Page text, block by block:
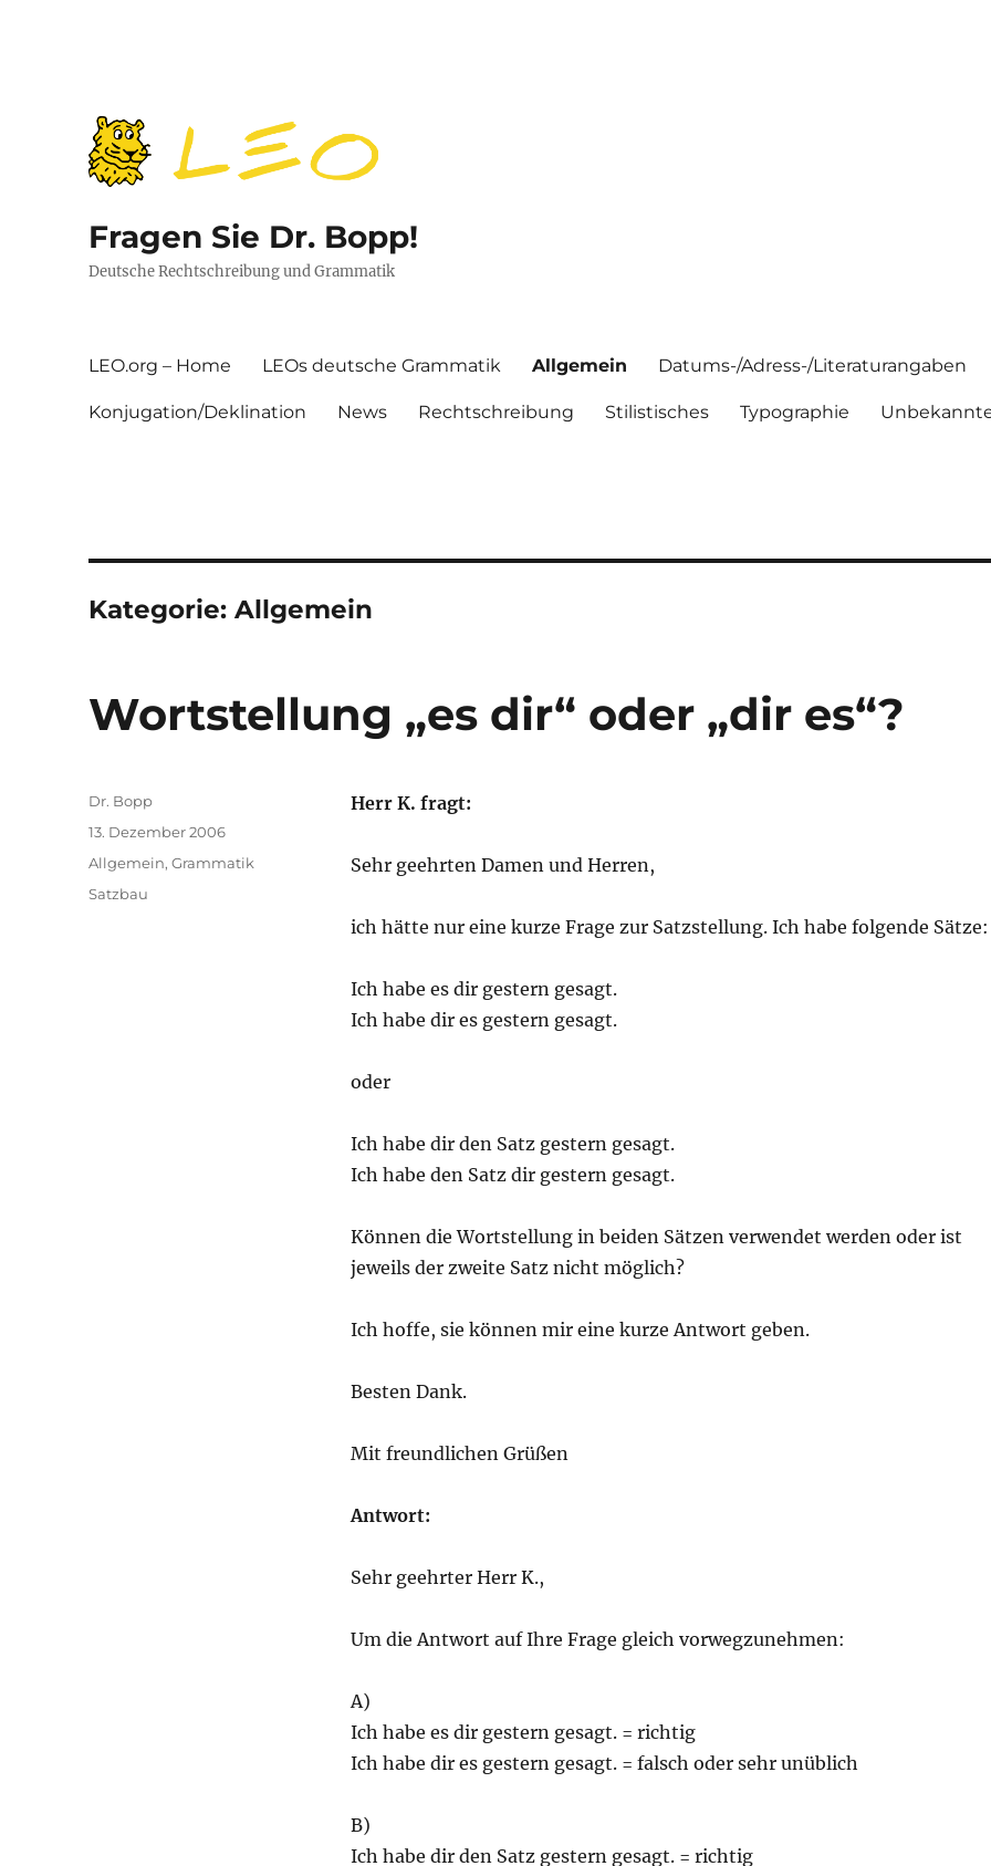
Fragen Sie Dr. Bopp!
Deutsche Rechtschreibung und Grammatik
LEO.org – Home LEOs deutsche Grammatik Allgemein Datums-/Adress-/Literaturangaben
Konjugation/Deklination News Rechtschreibung Stilistisches Typographie
Kategorie:Allgemein
Wortstellung „es dir“ oder „dir es“?
Herr K. fragt:
Sehr geehrten Damen und Herren,
ich hätte nur eine kurze Frage zur Satzstellung. Ich habe folgende Sätze:
Ich habe es dir gestern gesagt.
Ich habe dir es gestern gesagt.
oder
Ich habe dir den Satz gestern gesagt.
Ich habe den Satz dir gestern gesagt.
Können die Wortstellung in beiden Sätzen verwendet werden oder ist
jeweils der zweite Satz nicht möglich?
Ich hoffe, sie können mir eine kurze Antwort geben.
Besten Dank.
Mit freundlichen Grüßen
Antwort:
Sehr geehrter Herr K.,
Um die Antwort auf Ihre Frage gleich vorwegzunehmen:
A)
Ich habe es dir gestern gesagt. = richtig
Ich habe dir es gestern gesagt. = falsch oder sehr unüblich
B)
Ich habe dir den Satz gestern gesagt. = richtig
Autor
Dr. Bopp
Veröffentlicht
am
13. Dezember 2006
Kategorien
Allgemein,Grammatik
Schlagwörter
Satzbau